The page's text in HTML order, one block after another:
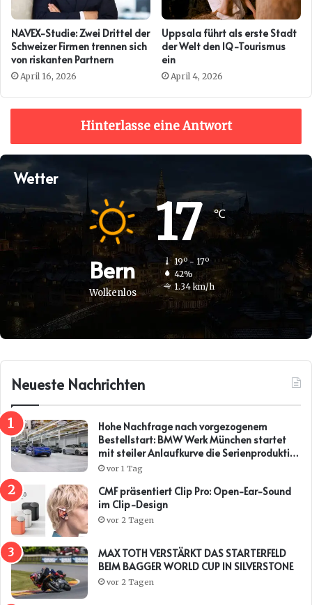
NAVEX-Studie: Zwei Drittel der
Schweizer Firmen trennen sich
von riskanten Partnern
April 16, 2026
Uppsala führt als erste Stadt
der Welt den IQ-Tourismus
ein
April 4, 2026
Hinterlasse eine Antwort
Wetter
Bern
Wolkenlos
17℃
19º - 17º
42%
1.34 km/h
Neueste Nachrichten
Hohe Nachfrage nach vorgezogenem
Bestellstart: BMW Werk München startet
mit steiler Anlaufkurve die Serienproduktion
des BMW i3*
vor 1 Tag
CMF präsentiert Clip Pro: Open-Ear-Sound
im Clip-Design
vor 2 Tagen
MAX TOTH VERSTÄRKT DAS STARTERFELD
BEIM BAGGER WORLD CUP IN SILVERSTONE
vor 2 Tagen